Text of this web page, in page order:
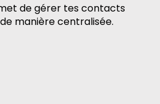
de gérer tes contacts
manière centralisée.